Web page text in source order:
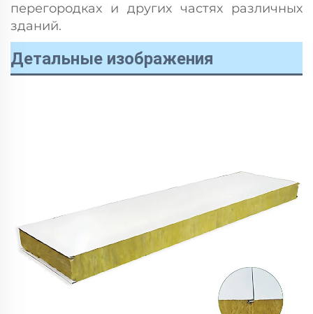
перегородках и других частях различных
зданий.
Детальные изображения